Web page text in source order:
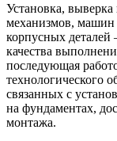
Установка,
механизмов, машин
корпусных
качества
последующая
технологического
связанных с
на фундаментах,
монтажа.